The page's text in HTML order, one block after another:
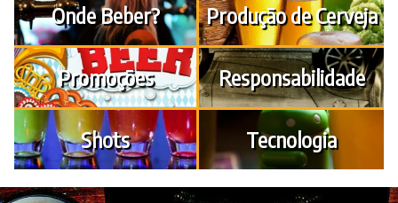
Onde Beber? Produção de Cerveja
Promoções Responsabilidade
Shots Tecnologia